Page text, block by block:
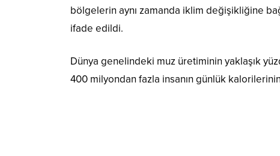
bölgelerin aynı zamanda iklim değişikliğine
ifade edildi.
Dünya genelindeki muz üretiminin yaklaşık
400 milyondan fazla insanın günlük